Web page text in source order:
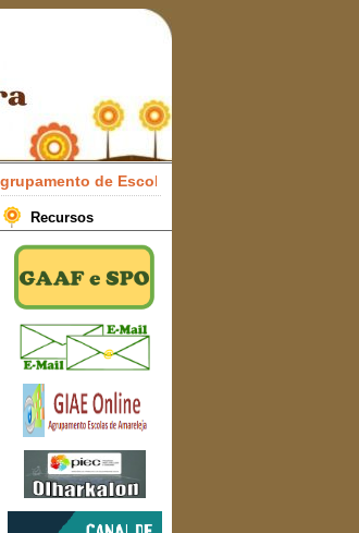
de Escolas Professor Francisco
Recursos